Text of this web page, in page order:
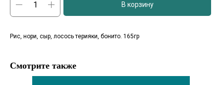
В корзину
Рис, нори, сыр, лосось терияки, бонито. 165гр
Смотрите также